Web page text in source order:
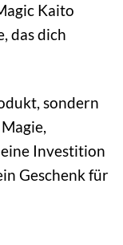
Kaito
das dich
sondern
Investition
Geschenk für